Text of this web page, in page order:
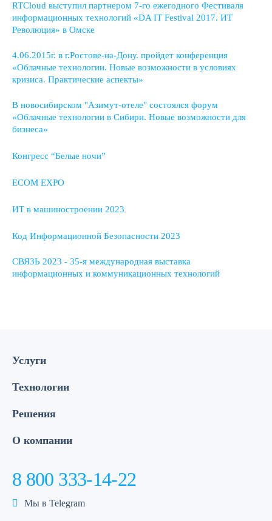
RTCloud выступил партнером 7-го ежегодного Фестиваля
информационных технологий «DA IT Festival 2017. ИТ
Революция» в Омске
4.06.2015г. в г.Ростове-на-Дону. пройдет конференция
«Облачные технологии. Новые возможности в условиях
кризиса. Практические аспекты»
В новосибирском "Азимут-отеле" состоялся форум
«Облачные технологии в Сибири. Новые возможности для
бизнеса»
Конгресс “Белые ночи”
ECOM EXPO
ИТ в машиностроении 2023
Код Информационной Безопасности 2023
СВЯЗЬ 2023 - 35-я международная выставка
информационных и коммуникационных технологий
Услуги
Технологии
Решения
О компании
8 800 333-14-22
Мы в Telegram